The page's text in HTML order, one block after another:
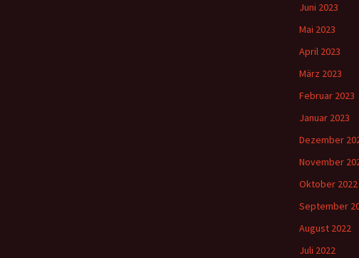
Juni 2023
Mai 2023
April 2023
März 2023
Februar 2023
Januar 2023
Dezember
November
Oktober 2022
September
August 2022
Juli 2022